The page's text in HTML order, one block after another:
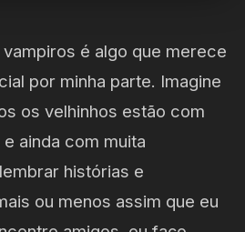
é algo que merece
por minha parte. Imagine
os velhinhos estão com
ainda com muita
histórias e
ou menos assim que eu